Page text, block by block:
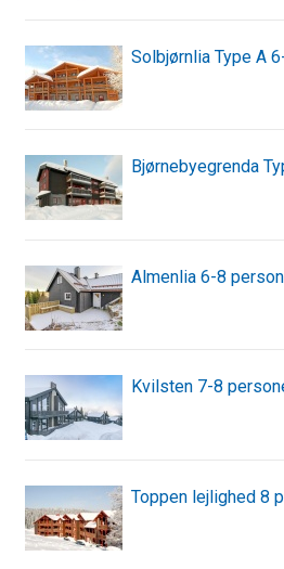
Solbjørnlia Type A
Bjørnebyegrenda
Almenlia 6-8
Kvilsten 7-8
Toppen lejlighed 8